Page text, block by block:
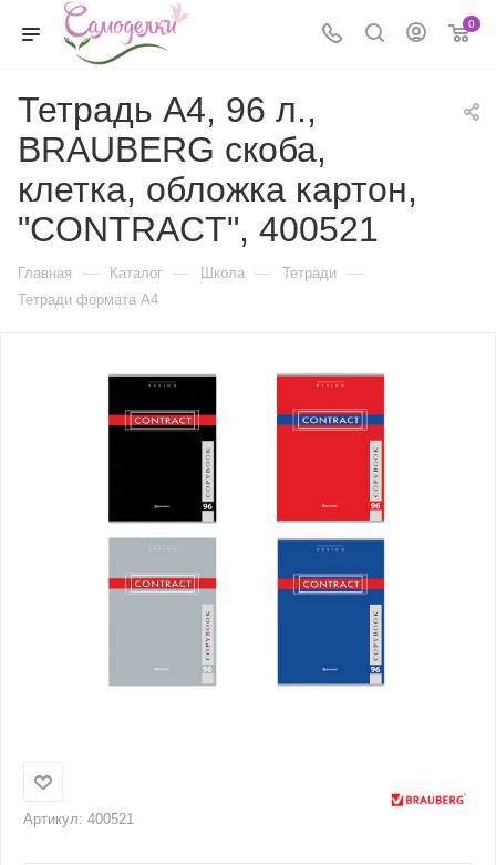
0
Тетрадь А4, 96 л.,
BRAUBERG скоба,
клетка, обложка картон,
"CONTRACT", 400521
Главная — Каталог — Школа — Тетради —
Тетради формата А4
Артикул: 400521